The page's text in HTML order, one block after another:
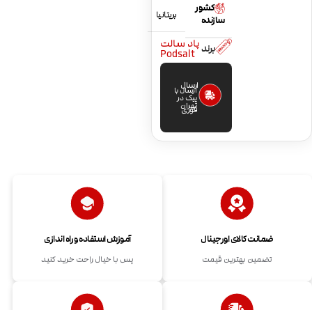
کشور
سازنده
بریتانیا
برندپاد سالت
Podsalt
ارسال
فوری
ارسال با
پیک در
تهران
ضمانت کالای اورجینال
تضمین بهترین قیمت
آموزش استفاده و راه اندازی
پس با خیال راحت خرید کنید